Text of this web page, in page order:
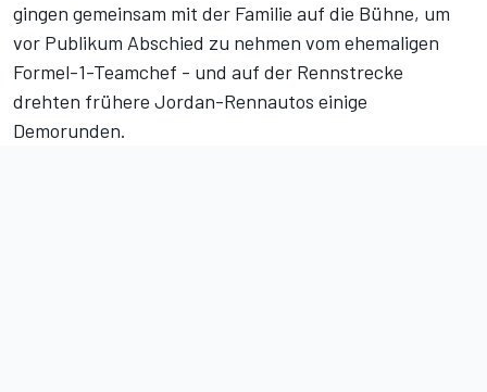
gingen gemeinsam mit der Familie auf die Bühne, um
vor Publikum Abschied zu nehmen vom ehemaligen
Formel-1-Teamchef - und auf der Rennstrecke
drehten frühere Jordan-Rennautos einige
Demorunden.